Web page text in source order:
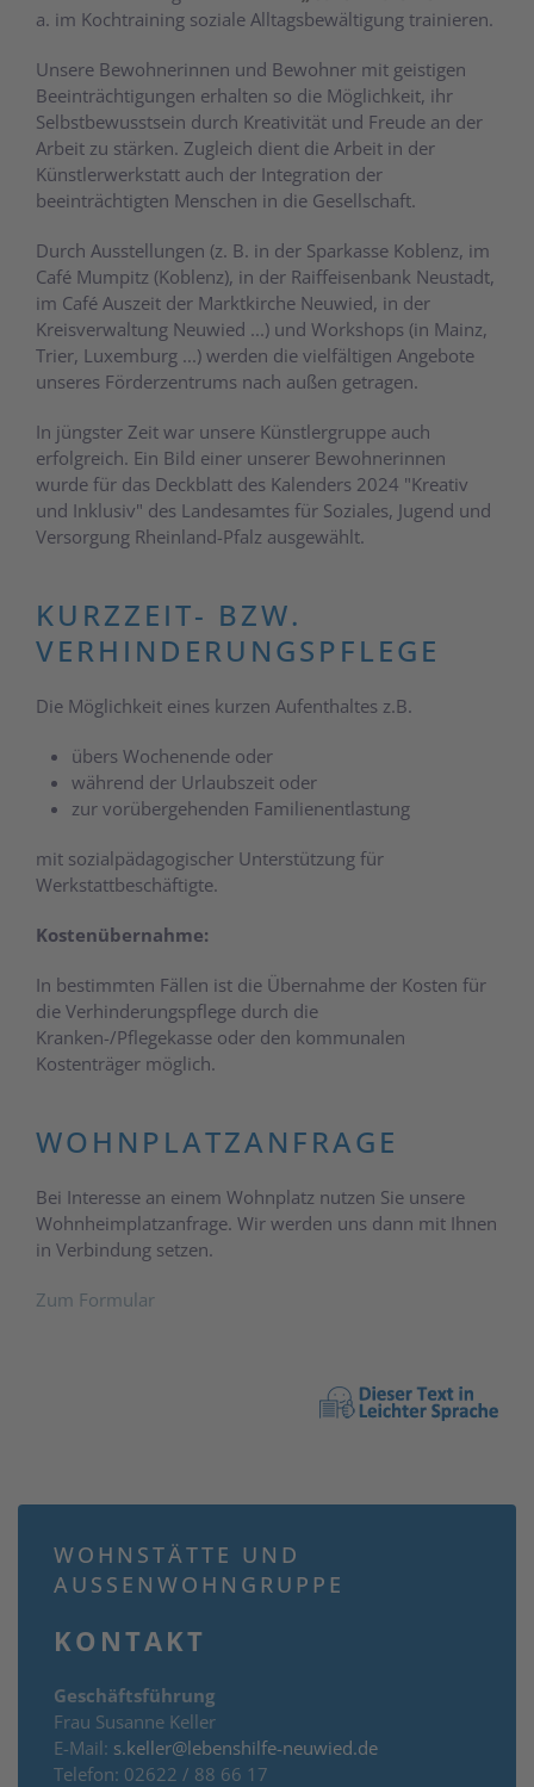
a. im Kochtraining soziale Alltagsbewältigung trainieren.
Unsere Bewohnerinnen und Bewohner mit geistigen
Beeinträchtigungen erhalten so die Möglichkeit, ihr
Selbstbewusstsein durch Kreativität und Freude an der
Arbeit zu stärken. Zugleich dient die Arbeit in der
Künstlerwerkstatt auch der Integration der
beeinträchtigten Menschen in die Gesellschaft.
Durch Ausstellungen (z. B. in der Sparkasse Koblenz, im
Café Mumpitz (Koblenz), in der Raiffeisenbank Neustadt,
im Café Auszeit der Marktkirche Neuwied, in der
Kreisverwaltung Neuwied ...) und Workshops (in Mainz,
Trier, Luxemburg ...) werden die vielfältigen Angebote
unseres Förderzentrums nach außen getragen.
In jüngster Zeit war unsere Künstlergruppe auch
erfolgreich. Ein Bild einer unserer Bewohnerinnen
wurde für das Deckblatt des Kalenders 2024 "Kreativ
und Inklusiv" des Landesamtes für Soziales, Jugend und
Versorgung Rheinland-Pfalz ausgewählt.
KURZZEIT- BZW.
VERHINDERUNGSPFLEGE
Die Möglichkeit eines kurzen Aufenthaltes z.B.
übers Wochenende oder
während der Urlaubszeit oder
zur vorübergehenden Familienentlastung
mit sozialpädagogischer Unterstützung für
Werkstattbeschäftigte.
Kostenübernahme:
In bestimmten Fällen ist die Übernahme der Kosten für
die Verhinderungspflege durch die
Kranken-/Pflegekasse oder den kommunalen
Kostenträger möglich.
WOHNPLATZANFRAGE
Bei Interesse an einem Wohnplatz nutzen Sie unsere
Wohnheimplatzanfrage. Wir werden uns dann mit Ihnen
in Verbindung setzen.
Zum Formular
WOHNSTÄTTE UND
AUSSENWOHNGRUPPE
KONTAKT
Geschäftsführung
Frau Susanne Keller
E-Mail: s.keller@lebenshilfe-neuwied.de
Telefon: 02622 / 88 66 17